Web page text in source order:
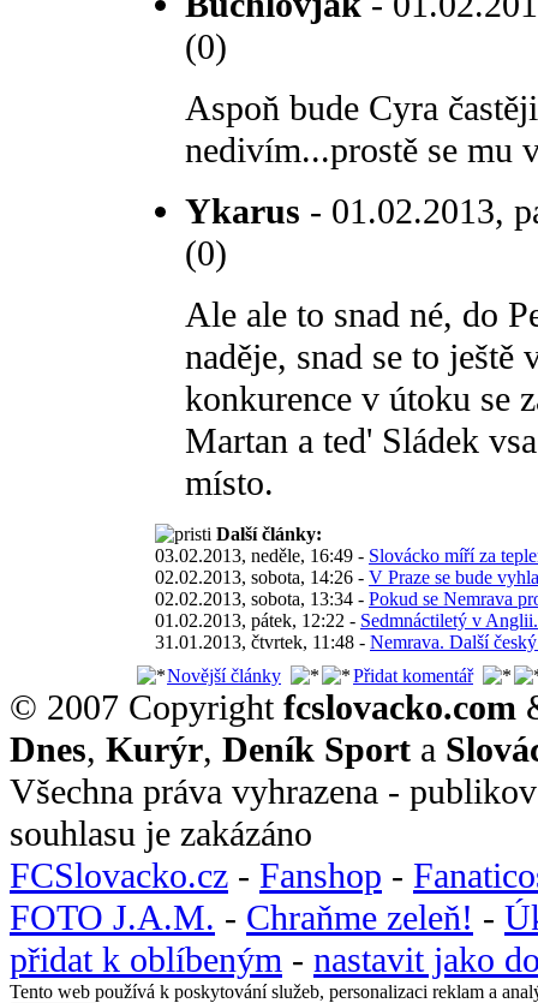
(0)
Aspoň bude Cyra
nedivím...prostě se mu
Ykarus - 01.02.2013,
(0)
Ale ale to snad né, do
naděje, snad se to
konkurence v útoku se
Martan a ted' Sládek
místo.
Další články:
03.02.2013, neděle, 16:49 - Slovácko míří za
02.02.2013, sobota, 14:26 - V Praze se bude
02.02.2013, sobota, 13:34 - Pokud se Nemrava
01.02.2013, pátek, 12:22 - Sedmnáctiletý v
31.01.2013, čtvrtek, 11:48 - Nemrava. Další
Novější články
Přidat komentář
© 2007 Copyright fcslovacko.com
Dnes, Kurýr, Deník Sport a
Všechna práva vyhrazena -
souhlasu je zakázáno
FCSlovacko.cz - Fanshop -
FOTO J.A.M. - Chraňme zeleň! -
přidat k oblíbeným - nastavit jako
Tento web používá k poskytování služeb, personalizaci reklam a